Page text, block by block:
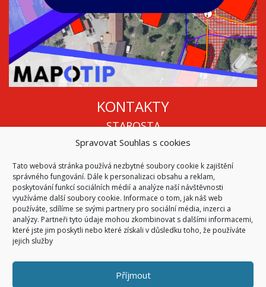
Spravovat Souhlas s cookies
Tato webová stránka používá nezbytné soubory cookie k zajištění
správného fungování. Dále k personalizaci obsahu a reklam,
poskytování funkcí sociálních médií a analýze naší návštěvnosti
využíváme další soubory cookie. Informace o tom, jak náš web
používáte, sdílíme se svými partnery pro sociální média, inzerci a
analýzy. Partneři tyto údaje mohou zkombinovat s dalšími informacemi,
které jste jim poskytli nebo které získali v důsledku toho, že používáte
jejich služby
Příjmout
KONTAKTY
STAROSTA
Mgr. Roman Vala
info@oukojetice.cz
ÚŘEDNÍ HODINY
Po, St: 15:30 - 16:30
Všechny kontakty | Kde nás najdete